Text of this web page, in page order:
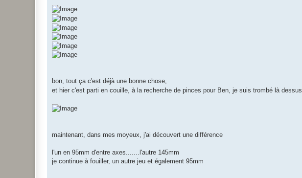
bon, tout ça c'est déjà une bonne chose,
et hier c'est parti en couille, à la recherche de pinces pour Ben, je suis trombé là dessus
maintenant, dans mes moyeux, j'ai découvert une différence
l'un en 95mm d'entre axes.......l'autre 145mm
je continue à fouiller, un autre jeu et également 95mm